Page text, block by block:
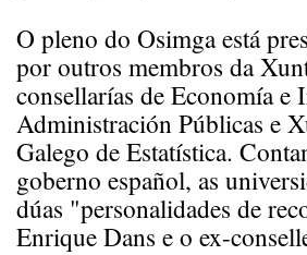
O pleno do Osimga está
por outros membros da
consellarías de Economía e
Administración Públicas e
Galego de Estatística.
goberno español, as
dúas "personalidades de
Enrique Dans e o ex-